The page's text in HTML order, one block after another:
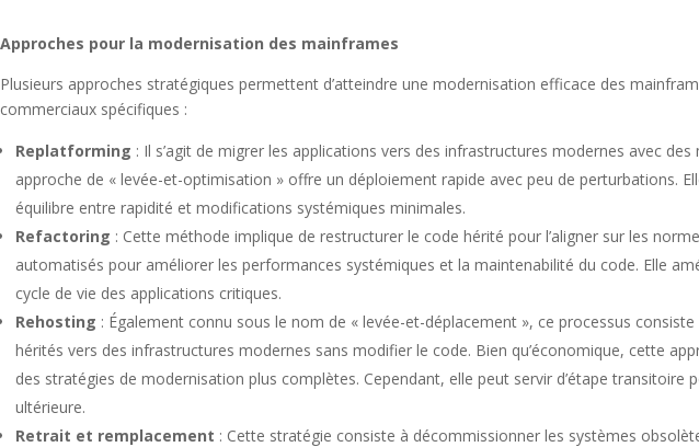
Approches pour la modernisation des mainframes
Plusieurs approches stratégiques permettent d’atteindre une modernisation efficace des
commerciaux spécifiques :
Replatforming : Il s’agit de migrer les applications vers des infrastructures modernes avec
approche de « levée-et-optimisation » offre un déploiement rapide avec peu de perturbations.
équilibre entre rapidité et modifications systémiques minimales.
Refactoring : Cette méthode implique de restructurer le code hérité pour l’aligner sur les
automatisés pour améliorer les performances systémiques et la maintenabilité du code. Elle
cycle de vie des applications critiques.
Rehosting : Également connu sous le nom de « levée-et-déplacement », ce processus
hérités vers des infrastructures modernes sans modifier le code. Bien qu’économique, cette
des stratégies de modernisation plus complètes. Cependant, elle peut servir d’étape
ultérieure.
Retrait et remplacement : Cette stratégie consiste à décommissionner les systèmes